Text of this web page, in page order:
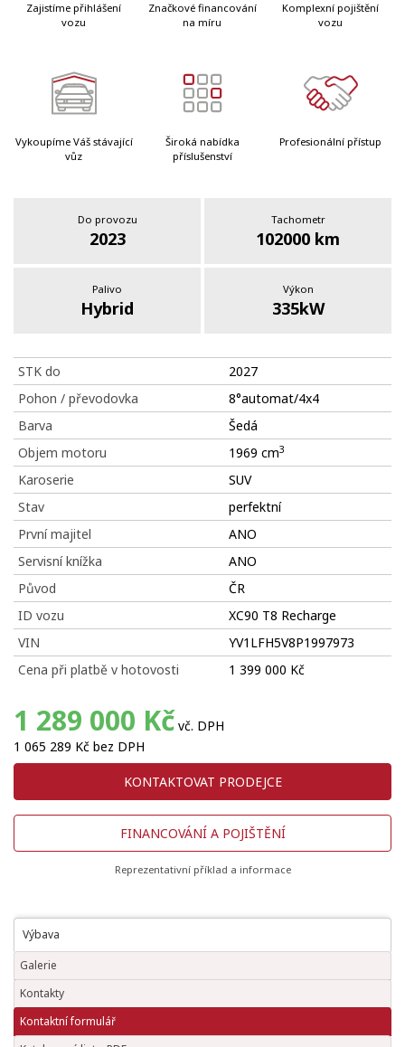
Zajistíme přihlášení
vozu
Značkové financování
na míru
Komplexní pojištění
vozu
Vykoupíme Váš stávající
vůz
Široká nabídka
příslušenství
Profesionální přístup
Do provozu
2023
Tachometr
102000 km
Palivo
Hybrid
Výkon
335kW
STK do
2027
Pohon / převodovka
8°automat/4x4
Barva
Šedá
Objem motoru
1969 cm3
Karoserie
SUV
Stav
perfektní
První majitel
ANO
Servisní knížka
ANO
Původ
ČR
ID vozu
XC90 T8 Recharge
VIN
YV1LFH5V8P1997973
Cena při platbě v hotovosti
1 399 000 Kč
1 289 000 Kč vč. DPH
1 065 289 Kč bez DPH
KONTAKTOVAT PRODEJCE
FINANCOVÁNÍ A POJIŠTĚNÍ
Reprezentativní příklad a informace
Výbava
Galerie
Kontakty
Kontaktní formulář